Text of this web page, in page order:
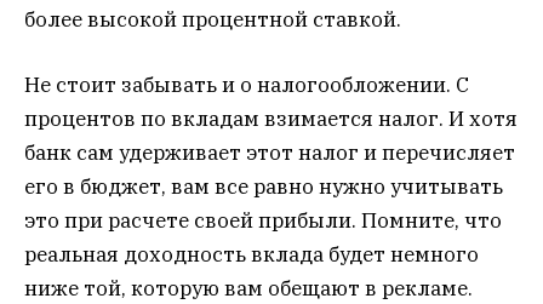
более высокой процентной ставкой.
Не стоит забывать и о налогообложении. С
процентов по вкладам взимается налог. И хотя
банк сам удерживает этот налог и перечисляет
его в бюджет, вам все равно нужно учитывать
это при расчете своей прибыли. Помните, что
реальная доходность вклада будет немного
ниже той, которую вам обещают в рекламе.